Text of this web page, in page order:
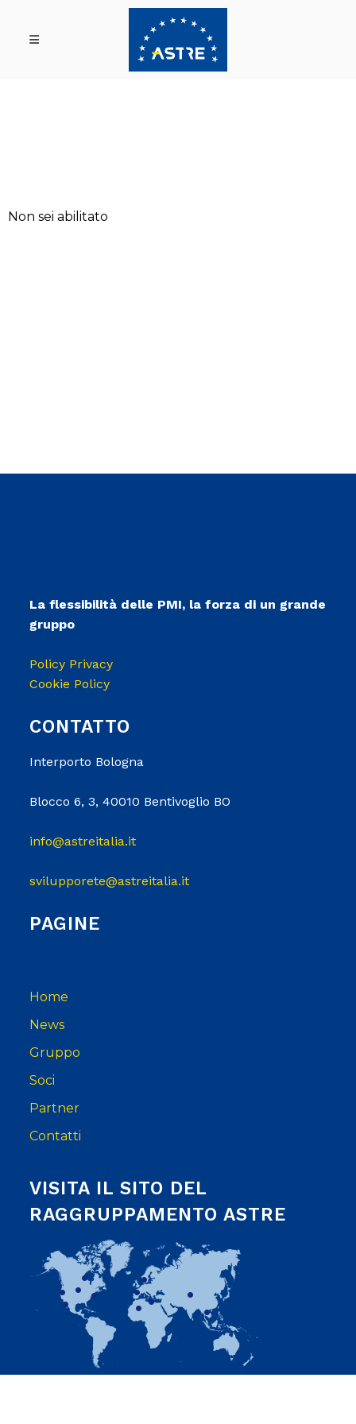
Non sei abilitato
La flessibilità delle PMI, la forza di un grande
gruppo
Policy Privacy
Cookie Policy
CONTATTO
Interporto Bologna
Blocco 6, 3, 40010 Bentivoglio BO
info@astreitalia.it
svilupporete@astreitalia.it
PAGINE
Home
News
Gruppo
Soci
Partner
Contatti
VISITA IL SITO DEL
RAGGRUPPAMENTO ASTRE